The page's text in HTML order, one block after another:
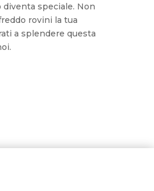
speciale. Non
rovini la tua
a splendere questa